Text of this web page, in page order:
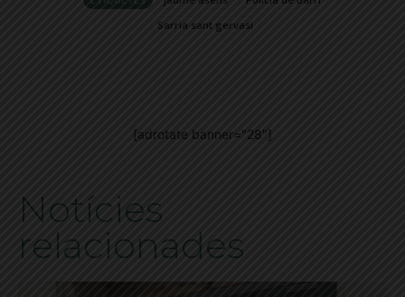
Sarria sant gervasi
[adrotate banner="28"]
Notícies
relacionades